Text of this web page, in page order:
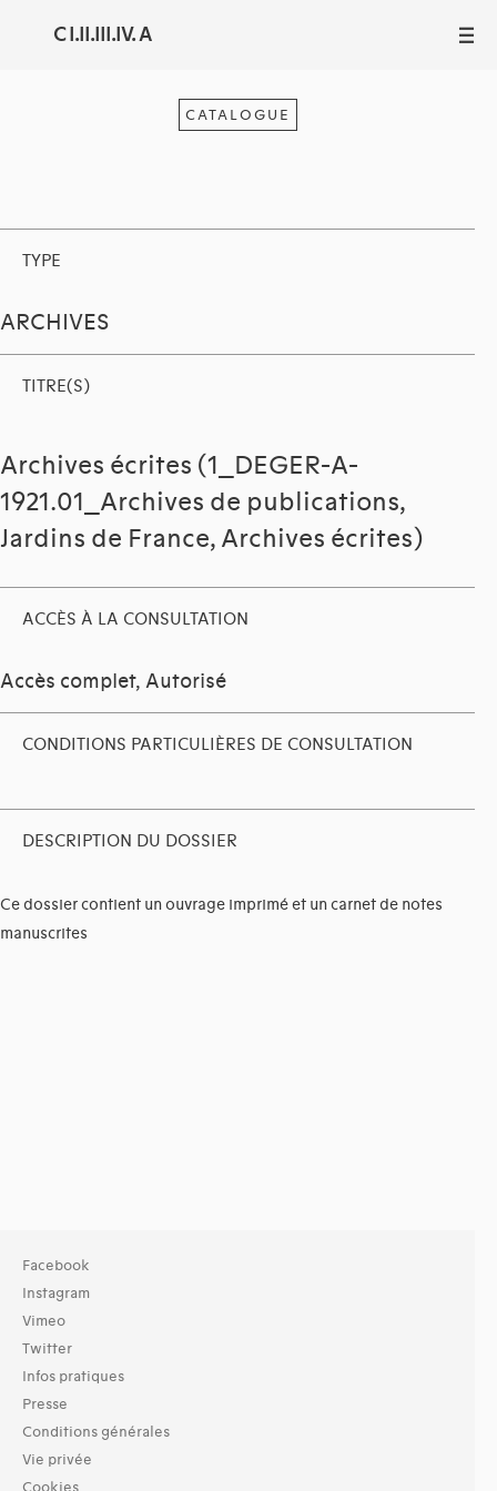
C I.II.III.IV. A III
CATALOGUE
TYPE
ARCHIVES
TITRE(S)
Archives écrites (1_DEGER-A-
1921.01_Archives de publications,
Jardins de France, Archives écrites)
ACCÈS À LA CONSULTATION
Accès complet, Autorisé
CONDITIONS PARTICULIÈRES DE CONSULTATION
DESCRIPTION DU DOSSIER
Ce dossier contient un ouvrage imprimé et un carnet de notes
manuscrites
Facebook
Instagram
Vimeo
Twitter
Infos pratiques
Presse
Conditions générales
Vie privée